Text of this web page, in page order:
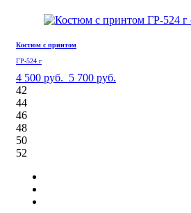
Костюм с принтом
ГР-524 г
4 500 руб. 5 700 руб.
42
44
46
48
50
52